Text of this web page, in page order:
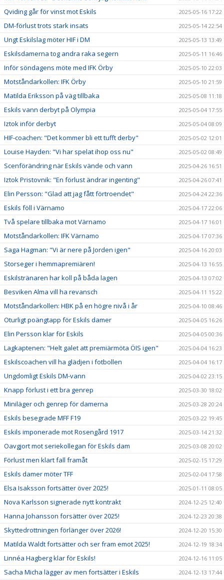
Qviding går för vinst mot Eskils 2025-05-16 17:22
DM-förlust trots stark insats 2025-05-14 22:54
Ungt Eskilslag möter HIF i DM 2025-05-13 13:49
Eskilsdamerna tog andra raka segern 2025-05-11 16:46
Inför söndagens möte med IFK Örby 2025-05-10 22:03
Motståndarkollen: IFK Örby 2025-05-10 21:59
Matilda Eriksson på väg tillbaka 2025-05-08 11:18
Eskils vann derbyt på Olympia 2025-05-04 17:55
Iztok inför derbyt 2025-05-04 08:09
HIF-coachen: "Det kommer bli ett tufft derby" 2025-05-02 12:01
Louise Hayden: "Vi har spelat ihop oss nu" 2025-05-02 08:49
Scenförändring när Eskils vände och vann 2025-04-26 16:51
Iztok Pristovnik: "En förlust ändrar ingenting" 2025-04-26 07:41
Elin Persson: "Glad att jag fått förtroendet" 2025-04-24 22:36
Eskils föll i Värnamo 2025-04-17 22:06
Två spelare tillbaka mot Värnamo 2025-04-17 16:01
Motståndarkollen: IFK Värnamo 2025-04-17 07:36
Saga Hagman: "Vi är nere på Jorden igen" 2025-04-16 20:03
Storseger i hemmapremiären! 2025-04-13 16:55
Eskilstränaren har koll på båda lagen 2025-04-13 07:02
Besviken Alma vill ha revansch 2025-04-11 15:22
Motståndarkollen: HBK på en högre nivå i år 2025-04-10 08:46
Oturligt poängtapp för Eskils damer 2025-04-05 16:26
Elin Persson klar för Eskils 2025-04-05 00:36
Lagkaptenen: "Helt galet att premiärmöta ÖIS igen" 2025-04-04 16:23
Eskilscoachen vill ha glädjen i fotbollen 2025-04-04 16:17
Ungdomligt Eskils DM-vann 2025-04-02 23:15
Knapp förlust i ett bra genrep 2025-03-30 18:02
Miniläger och genrep för damerna 2025-03-28 20:24
Eskils besegrade MFF F19 2025-03-22 19:45
Eskils imponerade mot Rosengård 1917 2025-03-14 21:32
Oavgjort mot seriekollegan för Eskils dam 2025-03-08 20:02
Förlust men klart fall framåt 2025-02-15 17:29
Eskils damer möter TFF 2025-02-04 17:58
Elsa Isaksson fortsätter över 2025! 2025-01-11 08:05
Nova Karlsson signerade nytt kontrakt 2024-12-25 12:40
Hanna Johansson forsätter över 2025! 2024-12-23 20:38
Skyttedrottningen förlänger över 2026! 2024-12-20 15:30
Matilda Waldt fortsätter och ser fram emot 2025! 2024-12-19 18:34
Linnéa Hagberg klar för Eskils! 2024-12-16 11:05
Sacha Micha lägger av men fortsätter i Eskils 2024-12-13 17:44